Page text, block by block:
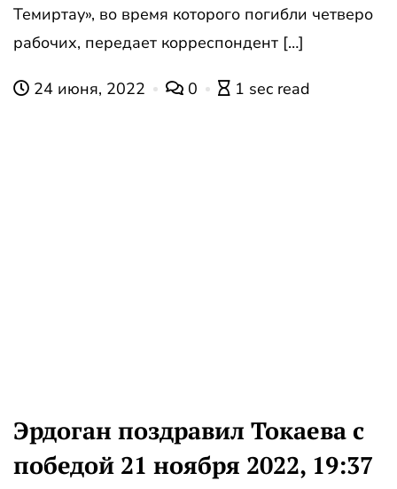
Темиртау», во время которого погибли четверо
рабочих, передает корреспондент […]
24 июня, 2022 0 1 sec read
Эрдоган поздравил Токаева с
победой 21 ноября 2022, 19:37